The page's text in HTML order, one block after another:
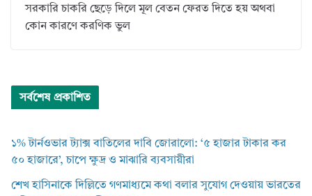
সরকারি চাকরি ছেড়ে দিলে মূল বেতন ফেরত দিতে হয় অথবা
কোন কারণে করণিক ভুল
সর্বশেষ প্রকাশিত
১% টার্নওভার ট্যাক্স বাতিলের দাবি জোরালো: ‘৫ হাজার টাকার কর
৫০ হাজারে’, চাপে ক্ষুদ্র ও মাঝারি ব্যবসায়ীরা
শেখ হাসিনাকে দিল্লিতে গণমাধ্যমে কথা বলার সুযোগ দেওয়ায় ভারতের